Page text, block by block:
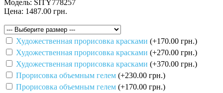
Модель: SITY778257
Цена: 1487.00 грн.
Художественная прорисовка красками (+170.00 грн.)
Художественная прорисовка красками (+270.00 грн.)
Художественная прорисовка красками (+370.00 грн.)
Прорисовка объемным гелем (+230.00 грн.)
Прорисовка объемным гелем (+170.00 грн.)